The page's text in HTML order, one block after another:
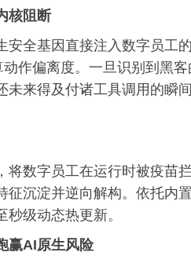
核阻断
安全基因直接注入数字员工
动作偏离度。一旦识别到黑
未来得及付诸工具调用的瞬
将数字员工在运行时被疫苗
征沉淀并逆向解构。依托内
级动态热更新。
赢AI原生风险